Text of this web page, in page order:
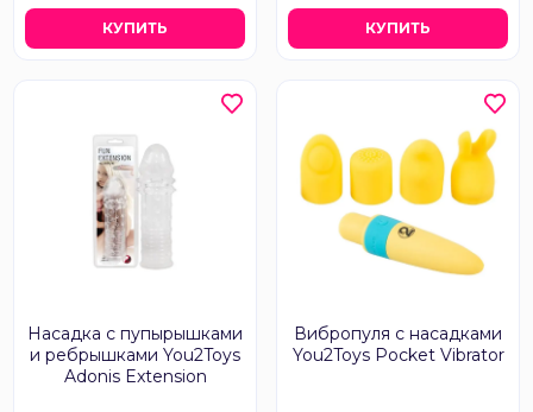
КУПИТЬ КУПИТЬ
Насадка с пупырышками
и ребрышками You2Toys
Adonis Extension
Вибропуля с насадками
You2Toys Pocket Vibrator